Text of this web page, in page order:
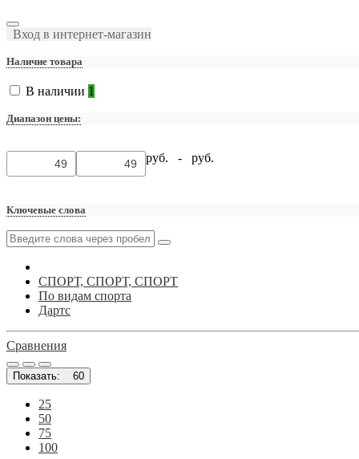
Вход в интернет-магазин
Наличие товара
В наличии 1
Диапазон цены:
руб. - руб.
Ключевые слова
СПОРТ, СПОРТ, СПОРТ
По видам спорта
Дартс
Сравнения
Показать: 60
25
50
75
100